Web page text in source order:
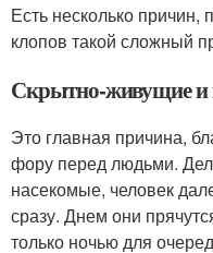
Есть несколько причин,
клопов такой сложный
Скрытно-живущие и
Это главная причина,
фору перед людьми.
насекомые, человек
сразу. Днем они
только ночью для